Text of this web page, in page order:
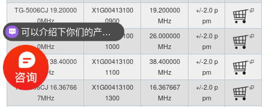
TG-5006CJ 19.20000
0MHz
X1G00413100
0900
19.200000
MHz
+/-2.0 p
pm
TG-5006CJ 26.00000
0MHz
X1G00413100
1000
26.000000
MHz
+/-2.0 p
pm
TG-5006CJ 38.40000
0MHz
X1G00413100
1100
38.400000
MHz
+/-2.0 p
pm
TG-5006CJ 16.36766
7MHz
X1G00413100
1300
16.367667
MHz
+/-2.0 p
pm